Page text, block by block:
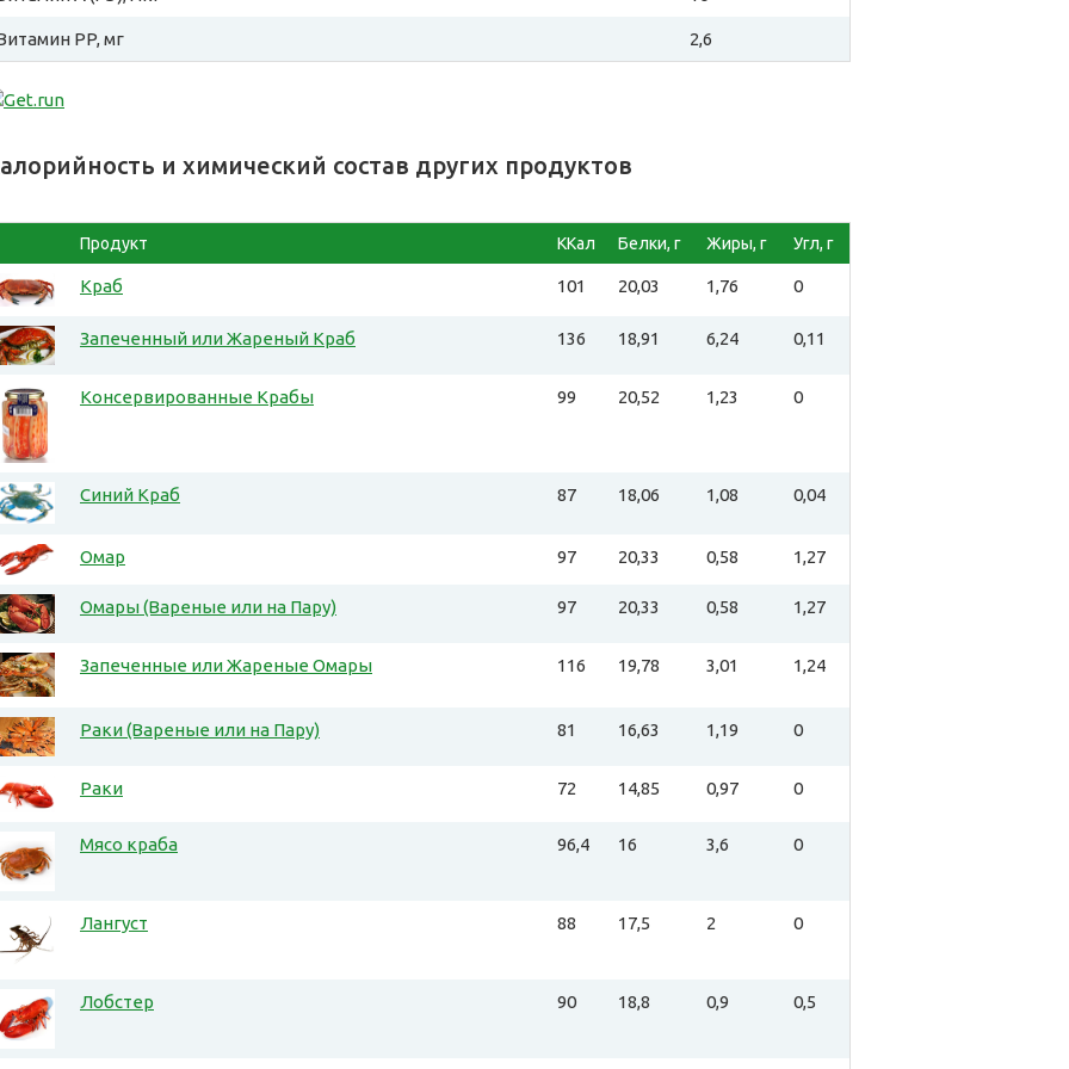
PP, мг 2,6
и химический состав других продуктов
Продукт ККал Белки, г Жиры, г Угл, г
Краб 101 20,03 1,76 0
Запеченный или Жареный Краб 136 18,91 6,24 0,11
Консервированные Крабы 99 20,52 1,23 0
Синий Краб 87 18,06 1,08 0,04
Омар 97 20,33 0,58 1,27
Омары (Вареные или на Пару) 97 20,33 0,58 1,27
Запеченные или Жареные Омары 116 19,78 3,01 1,24
Раки (Вареные или на Пару) 81 16,63 1,19 0
Раки 72 14,85 0,97 0
Мясо краба 96,4 16 3,6 0
Лангуст 88 17,5 2 0
Лобстер 90 18,8 0,9 0,5